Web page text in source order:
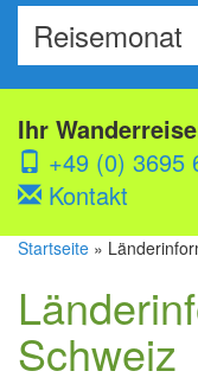
Ihr
+49 (0) 3695
Kontakt
Startseite »
Schweiz